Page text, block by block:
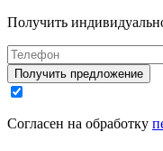
Получить
Получить предложение
Согласен на обработку